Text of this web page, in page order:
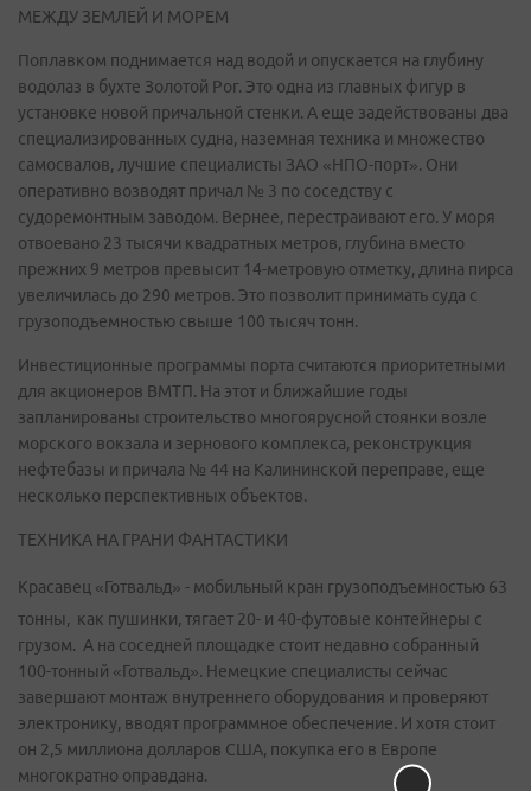
МЕЖДУ ЗЕМЛЕЙ И МОРЕМ
Поплавком поднимается над водой и опускается на глубину
водолаз в бухте Золотой Рог. Это одна из главных фигур в
установке новой причальной стенки. А еще задействованы два
специализированных судна, наземная техника и множество
самосвалов, лучшие специалисты ЗАО «НПО-порт». Они
оперативно возводят причал № 3 по соседству с
судоремонтным заводом. Вернее, перестраивают его. У моря
отвоевано 23 тысячи квадратных метров, глубина вместо
прежних 9 метров превысит 14-метровую отметку, длина пирса
увеличилась до 290 метров. Это позволит принимать суда с
грузоподъемностью свыше 100 тысяч тонн.
Инвестиционные программы порта считаются приоритетными
для акционеров ВМТП. На этот и ближайшие годы
запланированы строительство многоярусной стоянки возле
морского вокзала и зернового комплекса, реконструкция
нефтебазы и причала № 44 на Калининской переправе, еще
несколько перспективных объектов.
ТЕХНИКА НА ГРАНИ ФАНТАСТИКИ
Красавец «Готвальд» - мобильный кран грузоподъемностью 63
тонны, как пушинки, тягает 20- и 40-футовые контейнеры с
грузом. А на соседней площадке стоит недавно собранный
100-тонный «Готвальд». Немецкие специалисты сейчас
завершают монтаж внутреннего оборудования и проверяют
электронику, вводят программное обеспечение. И хотя стоит
он 2,5 миллиона долларов США, покупка его в Европе
многократно оправдана.